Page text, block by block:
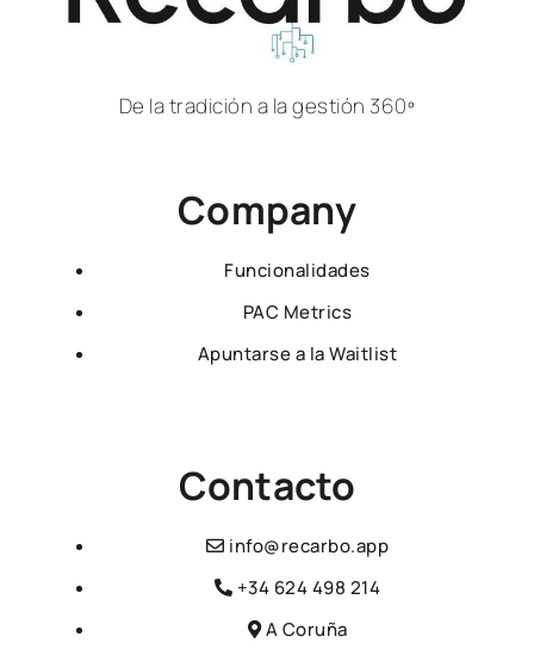
De la tradición a la gestión 360º
Company
Funcionalidades
PAC Metrics
Apuntarse a la Waitlist
Contacto
info@recarbo.app
+34 624 498 214
A Coruña